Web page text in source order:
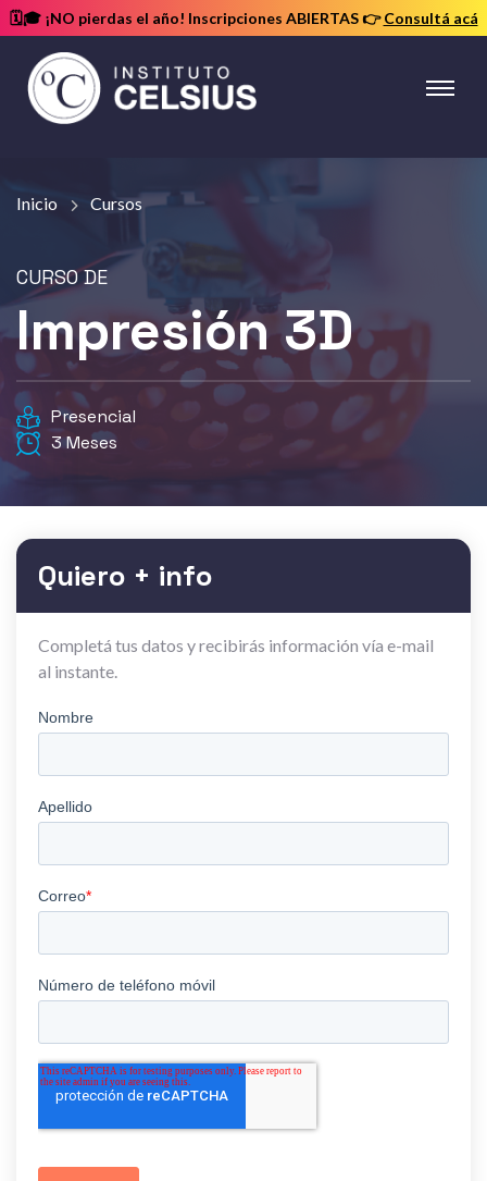
🗓️🎓 ¡NO pierdas el año! Inscripciones ABIERTAS👉 Consultá acá
Instituto
Celsius
Inicio Cursos
Impresión 3D
Presencial
3 Meses
Quiero + info
Completá tus datos y recibirás información vía e-mail
al instante.